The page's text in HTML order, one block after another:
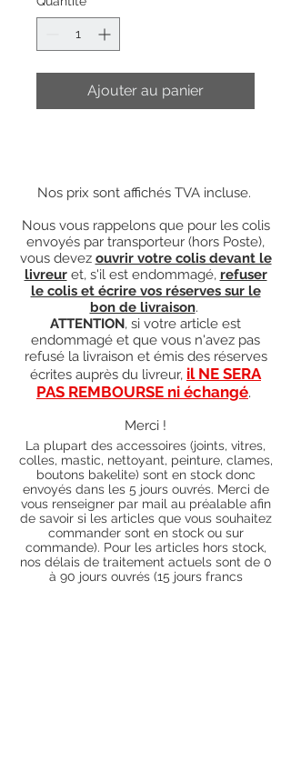
Ajouter au panier
Nos prix sont affichés TVA incluse.
Nous vous rappelons que pour les colis
envoyés par transporteur (hors Poste),
vous devez ouvrir votre colis devant le
livreuret, s'il est endommagé, refuser
le colis et écrire vos réserves sur le
bon de livraison.
ATTENTION, si votre article est
endommagé et que vous n'avez pas
refusé la livraison et émis des réserves
écrites auprès du livreur, il NE SERA
PAS REMBOURSE ni échangé.
Merci !
La plupart des accessoires (joints, vitres,
colles, mastic, nettoyant, peinture, clames,
boutons bakelite) sont en stock donc
envoyés dans les 5 jours ouvrés. Merci de
vous renseigner par mail au préalable afin
de savoir si les articles que vous souhaitez
commander sont en stock ou sur
commande). Pour les articles hors stock,
nos délais de traitement actuels sont de 0
à 90 jours ouvrés (15 jours francs